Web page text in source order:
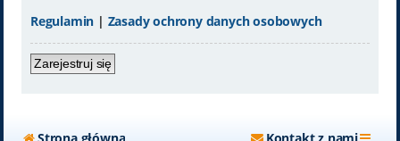
Regulamin | Zasady ochrony danych osobowych
Zarejestruj się
Strona główna Kontakt z nami